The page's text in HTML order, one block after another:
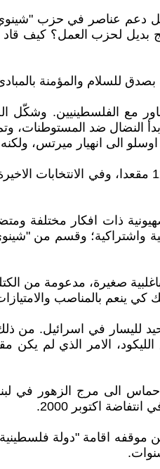
طويلا منذ انتخابات 1992. في تلك الانتخابات
بديل لحزب العمل؟ كيف
للسلام والمؤمنة
مع الفلسطينيين. وشكّل
النضال ضد المستوطنات،
الى انهيار ميرتس،
دمج ثلاثة احزاب يسارية صهيونية
وقسم من "شينوي"
الا باغلبية صغيرة، مدعومة
ينعم بالمناصب
لليسار في اسرائيل. من
الامر الذي لم يكن
اكتوبر 2000.
يعني تنازل الحزب عن موقفه